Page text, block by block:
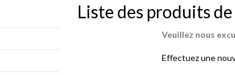
Liste des produits
Veuillez nous
Effectuez une